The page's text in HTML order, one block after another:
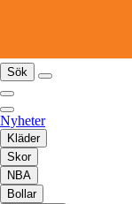
Sök
Nyheter
Kläder
Skor
NBA
Bollar